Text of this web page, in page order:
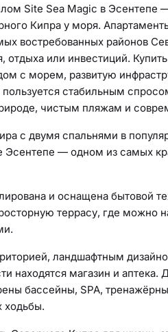
Site Sea Magic в Эсентепе
Кипра у моря.
востребованных районов
отдыха или инвестиций.
с морем, развитую
стабильным
чистым пляжам и
с двумя спальнями в
— одном из самых
и оснащена бытовой
террасу, где можно
ландшафтным
находятся магазин и аптека.
бассейны, SPA,
ходьбы.